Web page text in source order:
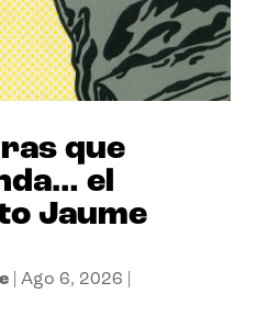
que
el
Jaume
| Ago 6, 2026